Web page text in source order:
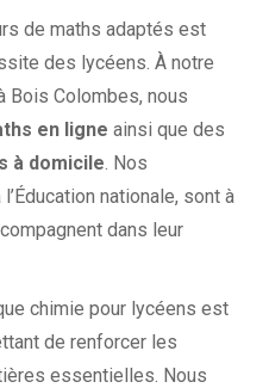
de maths adaptés est
des lycéens. À notre
Bois Colombes, nous
en ligne ainsi que des
à domicile. Nos
nationale, sont à
dans leur
chimie pour lycéens est
de renforcer les
essentielles. Nous